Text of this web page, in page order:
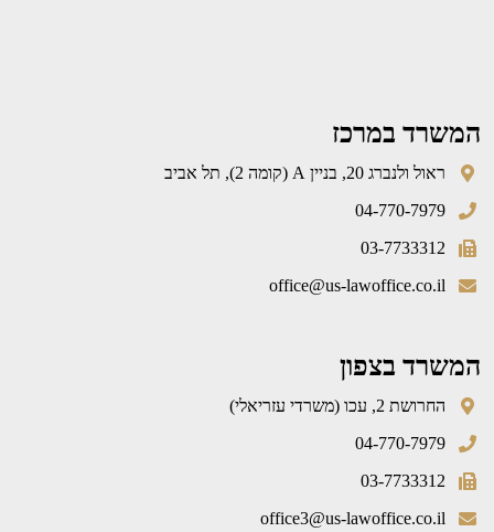
המשרד במרכז
ראול ולנברג 20, בניין A (קומה 2), תל אביב
04-770-7979
03-7733312
office@us-lawoffice.co.il
המשרד בצפון
החרושת 2, עכו (משרדי עזריאלי)
04-770-7979
03-7733312
office3@us-lawoffice.co.il